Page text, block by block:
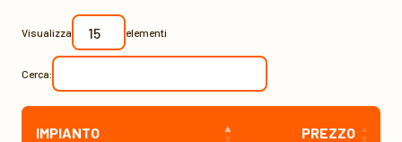
Visualizza elementi
Cerca:
IMPIANTO PREZZO